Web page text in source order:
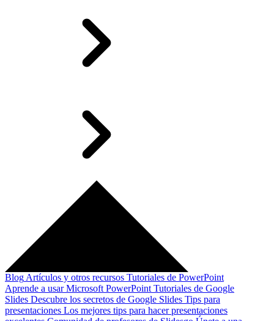
Blog Artículos y otros recursos Tutoriales de PowerPoint
Aprende a usar Microsoft PowerPoint Tutoriales de Google
Slides Descubre los secretos de Google Slides Tips para
presentaciones Los mejores tips para hacer presentaciones